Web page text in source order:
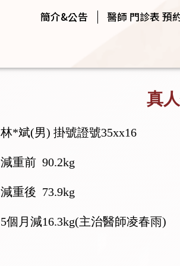
簡介&公告 醫師 門診表 預
真
林*斌(男) 掛號證號35xx16
減重前 90.2kg
減重後 73.9kg
5個月減16.3kg(主治醫師凌春雨)